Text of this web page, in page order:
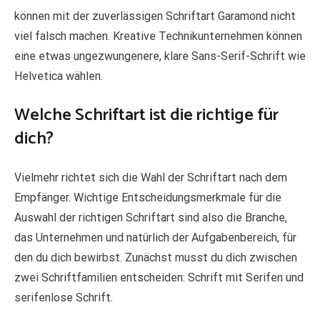
können mit der zuverlässigen Schriftart Garamond nicht
viel falsch machen. Kreative Technikunternehmen können
eine etwas ungezwungenere, klare Sans-Serif-Schrift wie
Helvetica wählen.
Welche Schriftart ist die richtige für
dich?
Vielmehr richtet sich die Wahl der Schriftart nach dem
Empfänger. Wichtige Entscheidungsmerkmale für die
Auswahl der richtigen Schriftart sind also die Branche,
das Unternehmen und natürlich der Aufgabenbereich, für
den du dich bewirbst. Zunächst musst du dich zwischen
zwei Schriftfamilien entscheiden: Schrift mit Serifen und
serifenlose Schrift.